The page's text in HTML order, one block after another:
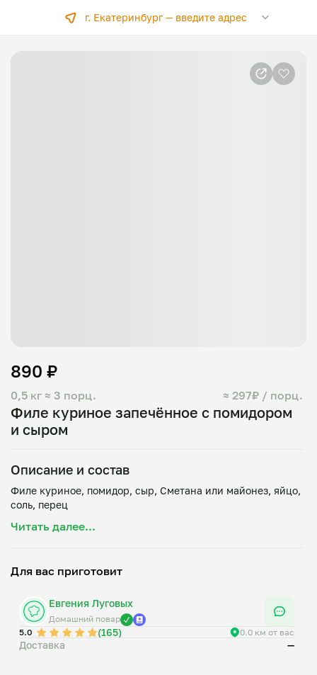
г. Екатеринбург —введите адрес
Филе куриное запечённое с помидором
и сыром
0,5 кг ≈ 3 порц. ≈ 297₽ / порц.
890 ₽
Описание и состав
Филе куриное, помидор, сыр, Сметана или майонез, яйцо,
Читать далее...
Для вас приготовит
Евгения Луговых
Домашний повар
5.0
(165) 0.0 км от вас
Доставка —